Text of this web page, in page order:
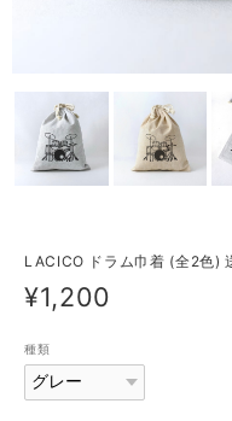
LACICO ドラム巾着 (全2色)
¥1,200
種類